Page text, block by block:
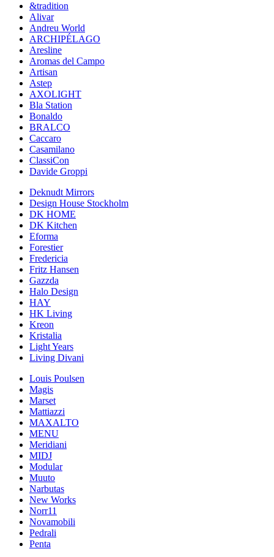
&tradition
Alivar
Andreu World
ARCHIPÉLAGO
Aresline
Aromas del Campo
Artisan
Astep
AXOLIGHT
Bla Station
Bonaldo
BRALCO
Caccaro
Casamilano
ClassiCon
Davide Groppi
Deknudt Mirrors
Design House Stockholm
DK HOME
DK Kitchen
Eforma
Forestier
Fredericia
Fritz Hansen
Gazzda
Halo Design
HAY
HK Living
Kreon
Kristalia
Light Years
Living Divani
Louis Poulsen
Magis
Marset
Mattiazzi
MAXALTO
MENU
Meridiani
MIDJ
Modular
Muuto
Narbutas
New Works
Norr11
Novamobili
Pedrali
Penta